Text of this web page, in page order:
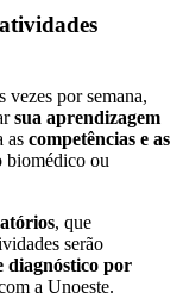
vezes por semana,
sua aprendizagem
as competências e as
biomédico ou
, que
serão
diagnóstico por
a Unoeste.